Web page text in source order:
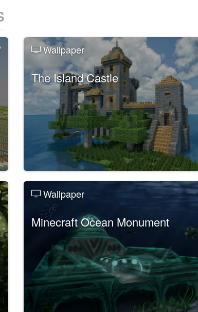
Wallpaper
The Island Castle
Wallpaper
Minecraft Ocean Monument